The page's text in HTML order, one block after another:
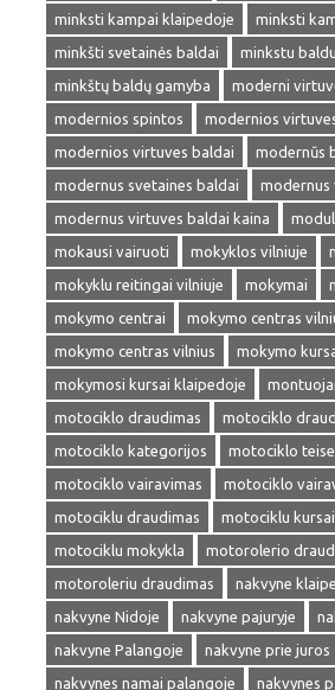
minksti kampai klaipedoje
minksti
minkšti svetainės baldai
minkstu
minkštų baldų gamyba
moderni
modernios spintos
modernios
modernios virtuves baldai
modernūs
modernus svetaines baldai
modernus
modernus virtuves baldai kaina
mokausi vairuoti
mokyklos vilniuje
mokyklu reitingai vilniuje
mokymai
mokymo centrai
mokymo centras
mokymo centras vilnius
mokymo
mokymosi kursai klaipedoje
motociklo draudimas
motociklo
motociklo kategorijos
motociklo
motociklo vairavimas
motociklo
motociklu draudimas
motociklu kursai
motociklu mokykla
motorolerio
motoroleriu draudimas
nakvyne
nakvyne Nidoje
nakvyne pajuryje
nakvyne Palangoje
nakvyne prie juros
nakvynes namai palangoje
nakvynes